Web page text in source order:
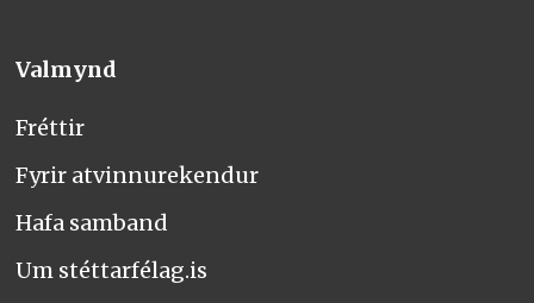
Valmynd
Fréttir
Fyrir atvinnurekendur
Hafa samband
Um stéttarfélag.is